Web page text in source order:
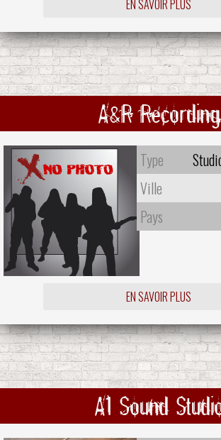
EN SAVOIR PLUS
A&R Recording
Type
Ville
Pays
EN SAVOIR PLUS
A1 Sound